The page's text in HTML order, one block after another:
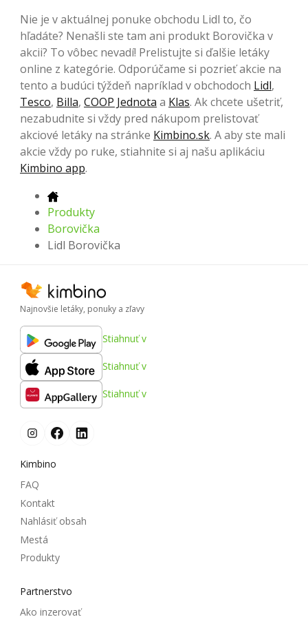
Nie je v aktuálnej ponuke obchodu Lidl to, čo
hľadáte? Nenašli ste tam ani produkt Borovička v
akcii? To vôbec nevadí! Prelistujte si ďalšie letáky
online z kategórie. Odporúčame si pozrieť akcie na
tento a budúci týždeň napríklad v obchodoch Lidl,
Tesco, Billa, COOP Jednota a Klas. Ak chcete ušetriť,
nezabudnite si vždy pred nákupom prelistovať
akciové letáky na stránke Kimbino.sk. A aby ste mali
akcie vždy po ruke, stiahnite si aj našu aplikáciu
Kimbino app.
Produkty
Borovička
Lidl Borovička
Najnovšie letáky, ponuky a zľavy
Stiahnuť v
Stiahnuť v
Stiahnuť v
Kimbino
FAQ
Kontakt
Nahlásiť obsah
Mestá
Produkty
Partnerstvo
Ako inzerovať